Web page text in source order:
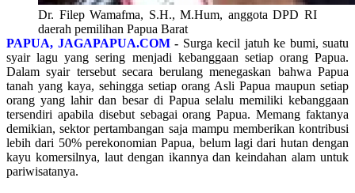
Dr. Filep Wamafma, S.H., M.Hum, anggota DPD RI
daerah pemilihan Papua Barat
PAPUA, JAGAPAPUA.COM - Surga kecil jatuh ke bumi, suatu
syair lagu yang sering menjadi kebanggaan setiap orang Papua.
Dalam syair tersebut secara berulang menegaskan bahwa Papua
tanah yang kaya, sehingga setiap orang Asli Papua maupun setiap
orang yang lahir dan besar di Papua selalu memiliki kebanggaan
tersendiri apabila disebut sebagai orang Papua. Memang faktanya
demikian, sektor pertambangan saja mampu memberikan kontribusi
lebih dari 50% perekonomian Papua, belum lagi dari hutan dengan
kayu komersilnya, laut dengan ikannya dan keindahan alam untuk
pariwisatanya.